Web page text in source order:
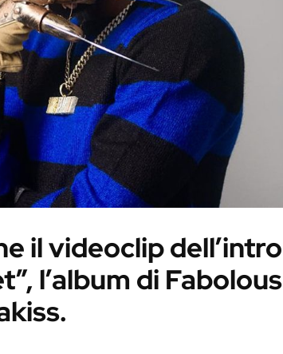
il videoclip dell’intro
l’album di Fabolous